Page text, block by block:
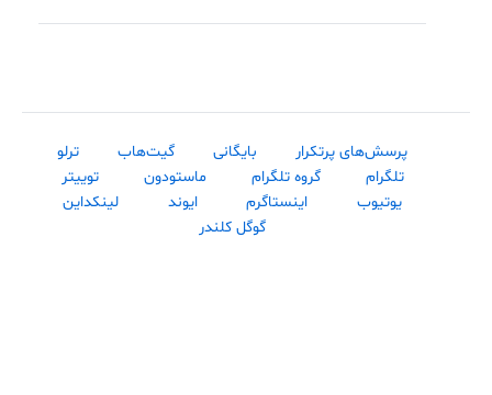
پرسش‌های پرتکرار بایگانی گیت‌هاب
ترلو
تلگرام
گروه تلگرام ماستودون
توییتر
یوتیوب
اینستاگرم ایوند
لینکداین
گوگل کلندر